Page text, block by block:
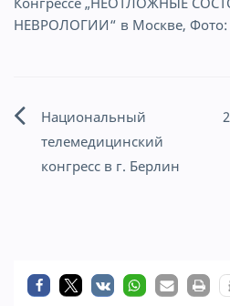
НЕВРОЛОГИИ“ в Москве, Фото:
Навигация
по
Национальный
телемедицинский
конгресс в г. Берлин